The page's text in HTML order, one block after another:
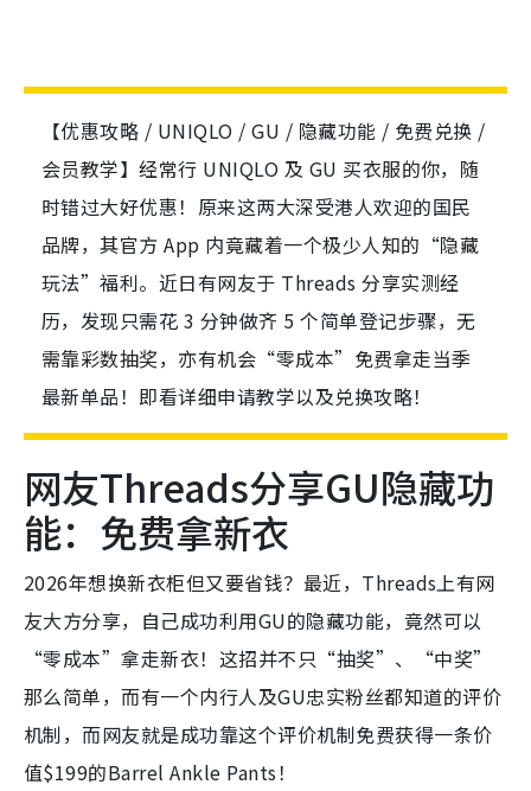
【优惠攻略 / UNIQLO / GU / 隐藏功能 / 免费兑换 /
会员教学】经常行 UNIQLO 及 GU 买衣服的你，随
时错过大好优惠！原来这两大深受港人欢迎的国民
品牌，其官方 App 内竟藏着一个极少人知的“隐藏
玩法”福利。近日有网友于 Threads 分享实测经
历，发现只需花 3 分钟做齐 5 个简单登记步骤，无
需靠彩数抽奖，亦有机会“零成本”免费拿走当季
最新单品！即看详细申请教学以及兑换攻略！
网友Threads分享GU隐藏功
能：免费拿新衣
2026年想换新衣柜但又要省钱？最近，Threads上有网
友大方分享，自己成功利用GU的隐藏功能，竟然可以
“零成本”拿走新衣！这招并不只“抽奖”、“中奖”
那么简单，而有一个内行人及GU忠实粉丝都知道的评价
机制，而网友就是成功靠这个评价机制免费获得一条价
值$199的Barrel Ankle Pants！